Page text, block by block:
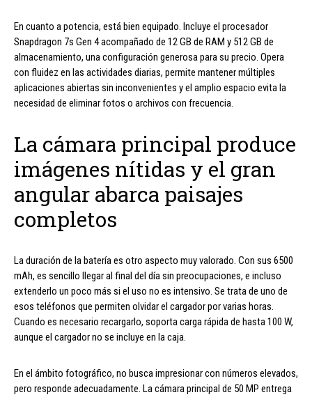
En cuanto a potencia, está bien equipado. Incluye el procesador
Snapdragon 7s Gen 4 acompañado de 12 GB de RAM y 512 GB de
almacenamiento, una configuración generosa para su precio. Opera
con fluidez en las actividades diarias, permite mantener múltiples
aplicaciones abiertas sin inconvenientes y el amplio espacio evita la
necesidad de eliminar fotos o archivos con frecuencia.
La cámara principal produce
imágenes nítidas y el gran
angular abarca paisajes
completos
La duración de la batería es otro aspecto muy valorado. Con sus 6500
mAh, es sencillo llegar al final del día sin preocupaciones, e incluso
extenderlo un poco más si el uso no es intensivo. Se trata de uno de
esos teléfonos que permiten olvidar el cargador por varias horas.
Cuando es necesario recargarlo, soporta carga rápida de hasta 100 W,
aunque el cargador no se incluye en la caja.
En el ámbito fotográfico, no busca impresionar con números elevados,
pero responde adecuadamente. La cámara principal de 50 MP entrega